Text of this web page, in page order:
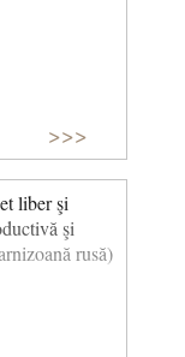
>>>
liber şi
şi
rusă)